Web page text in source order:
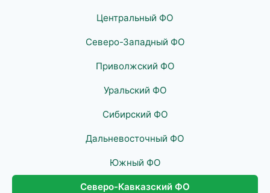
Центральный ФО
Северо-Западный ФО
Приволжский ФО
Уральский ФО
Сибирский ФО
Дальневосточный ФО
Южный ФО
Северо-Кавказский ФО